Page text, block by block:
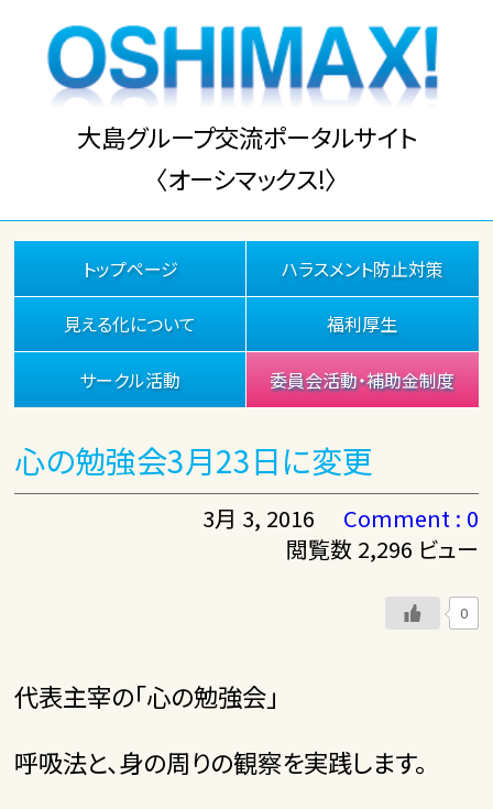
大島グループ交流ポータルサイト
〈オーシマックス!〉
トップページ ハラスメント防止対策
見える化について 福利厚生
サークル活動 委員会活動・補助金制度
心の勉強会3月23日に変更
3月 3, 2016
Comment : 0
閲覧数 2,296 ビュー
0
代表主宰の「心の勉強会」
呼吸法と、身の周りの観察を実践します。